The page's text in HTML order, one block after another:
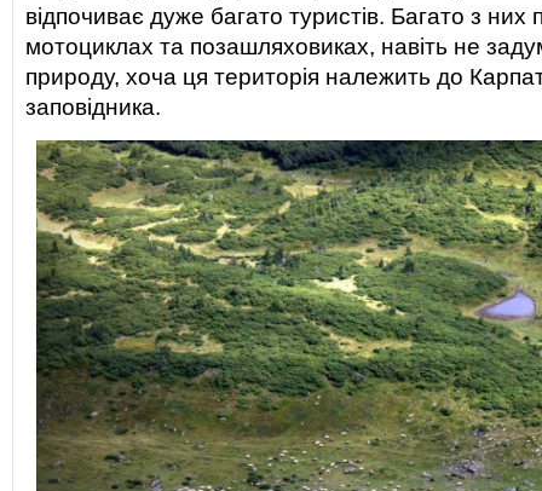
відпочиває дуже багато туристів. Багато з них
мотоциклах та позашляховиках, навіть не
природу, хоча ця територія належить до
заповідника.